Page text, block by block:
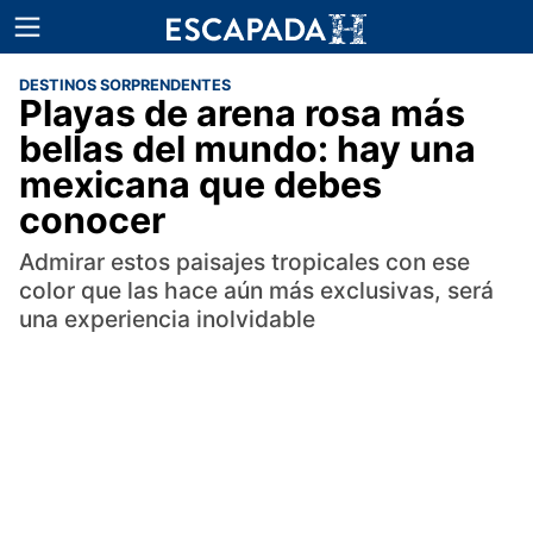
DESTINOS SORPRENDENTES
Playas de arena rosa más
bellas del mundo: hay una
mexicana que debes
conocer
Admirar estos paisajes tropicales con ese
color que las hace aún más exclusivas, será
una experiencia inolvidable